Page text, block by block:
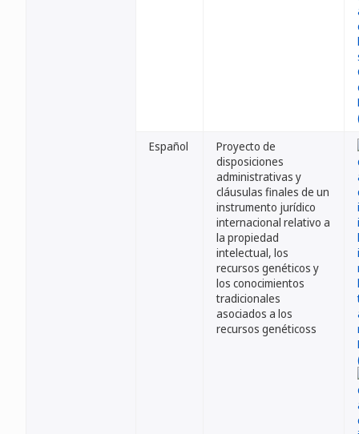
Español
Proyecto de
disposiciones
administrativas y
cláusulas finales de un
instrumento jurídico
internacional relativo a
la propiedad
intelectual, los
recursos genéticos y
los conocimientos
tradicionales
asociados a los
recursos genéticoss